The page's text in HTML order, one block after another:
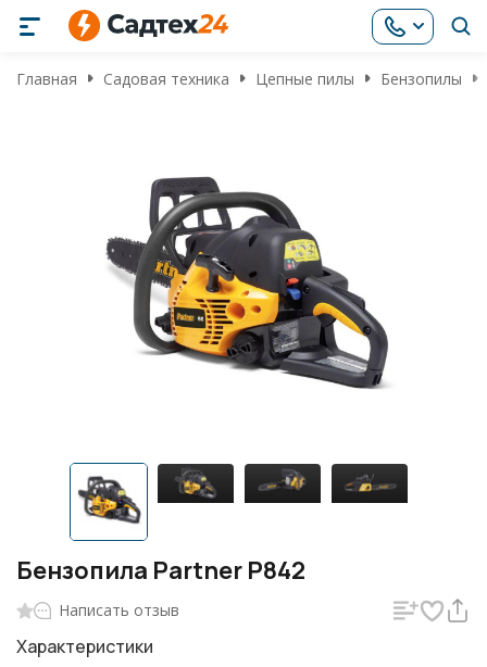
Главная Садовая техника Цепные пилы Бензопилы
Бензопила Partner P842
Написать отзыв
Характеристики